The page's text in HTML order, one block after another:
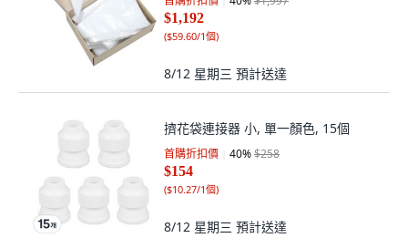
$1,192
($59.60/1個)
8/12 星期三 預計送達
擠花袋連接器 小, 單一顏色, 15個
首購折扣價 40%$258
$154
($10.27/1個)
8/12 星期三 預計送達